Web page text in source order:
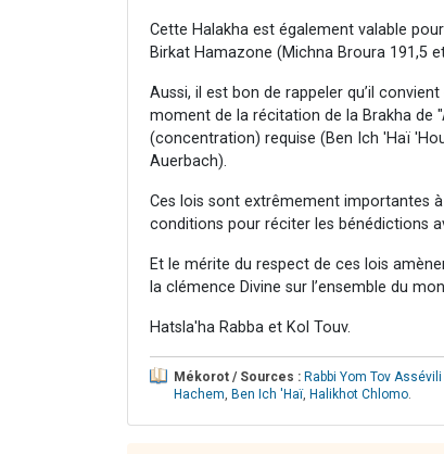
Cette Halakha est également valable
Birkat Hamazone (Michna Broura 191,5
Aussi, il est bon de rappeler qu’il
moment de la récitation de la Brakha de
(concentration) requise (Ben Ich 'Haï
Auerbach).
Ces lois sont extrêmement importantes
conditions pour réciter les bénédictions
Et le mérite du respect de ces lois
la clémence Divine sur l’ensemble du
Hatsla'ha Rabba et Kol Touv.
Mékorot / Sources : Rabbi Yom Tov
Hachem Ben Ich 'Haï, Halikhot Chlomo